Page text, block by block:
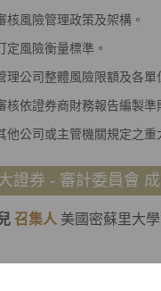
核風險管理政策及架構。
定風險衡量標準。
理公司整體風險限額及各單
核依證券商財務報告編製
他公司或主管機關規定之重
證券 - 審計委員會
召集人 美國密蘇里大